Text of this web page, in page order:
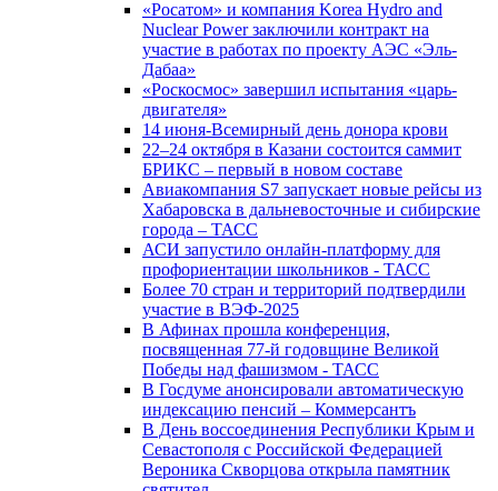
«Росатом» и компания Korea Hydro and
Nuclear Power заключили контракт на
участие в работах по проекту АЭС «Эль-
Дабаа»
«Роскосмос» завершил испытания «царь-
двигателя»
14 июня-Всемирный день донора крови
22–24 октября в Казани состоится саммит
БРИКС – первый в новом составе
Авиакомпания S7 запускает новые рейсы из
Хабаровска в дальневосточные и сибирские
города – ТАСС
АСИ запустило онлайн-платформу для
профориентации школьников - ТАСС
Более 70 стран и территорий подтвердили
участие в ВЭФ-2025
В Афинах прошла конференция,
посвященная 77-й годовщине Великой
Победы над фашизмом - ТАСС
В Госдуме анонсировали автоматическую
индексацию пенсий – Коммерсантъ
В День воссоединения Республики Крым и
Севастополя с Российской Федерацией
Вероника Скворцова открыла памятник